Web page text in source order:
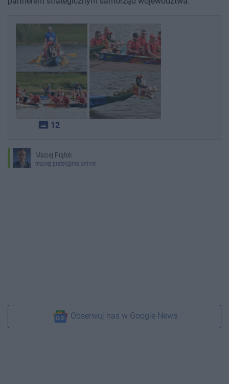
photo_size_select_actual 12
Maciej Piątek
maciej.piatek@ino.online
Obserwuj nas w Google News